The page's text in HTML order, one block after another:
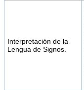
Interpretación de la
Lengua de Signos.